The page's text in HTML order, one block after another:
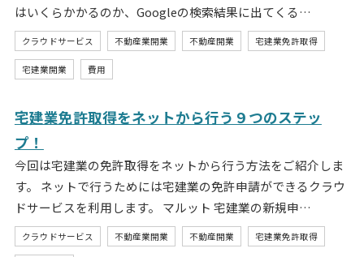
はいくらかかるのか、Googleの検索結果に出てくる…
クラウドサービス 不動産業開業 不動産開業 宅建業免許取得
宅建業開業 費用
宅建業免許取得をネットから行う９つのステッ
プ！
今回は宅建業の免許取得をネットから行う方法をご紹介しま
す。 ネットで行うためには宅建業の免許申請ができるクラウ
ドサービスを利用します。 マルット 宅建業の新規申…
クラウドサービス 不動産業開業 不動産開業 宅建業免許取得